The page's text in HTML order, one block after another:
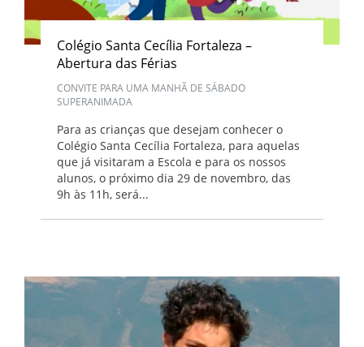
Colégio Santa Cecília Fortaleza –
Abertura das Férias
CONVITE PARA UMA MANHÃ DE SÁBADO
SUPERANIMADA
Para as crianças que desejam conhecer o
Colégio Santa Cecília Fortaleza, para aquelas
que já visitaram a Escola e para os nossos
alunos, o próximo dia 29 de novembro, das
9h às 11h, será...